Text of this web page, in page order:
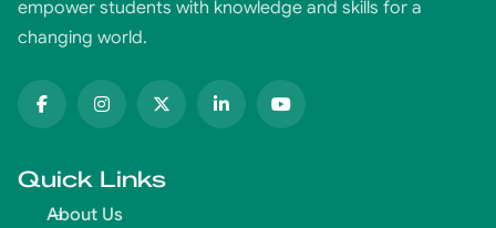
empower students with knowledge and skills for a
changing world.
Quick Links
About Us